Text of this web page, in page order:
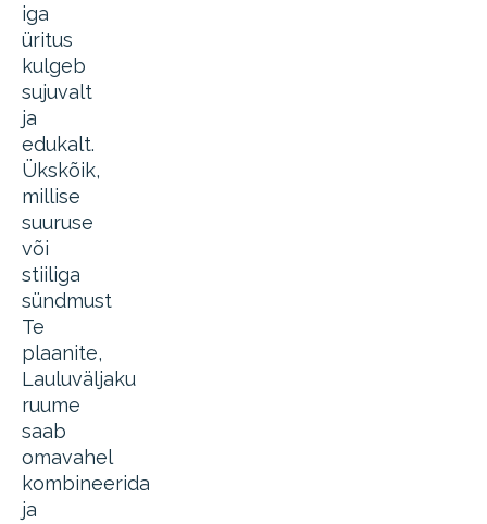
iga
üritus
kulgeb
sujuvalt
ja
edukalt.
Ükskõik,
millise
suuruse
või
stiiliga
sündmust
Te
plaanite,
Lauluväljaku
ruume
saab
omavahel
kombineerida
ja